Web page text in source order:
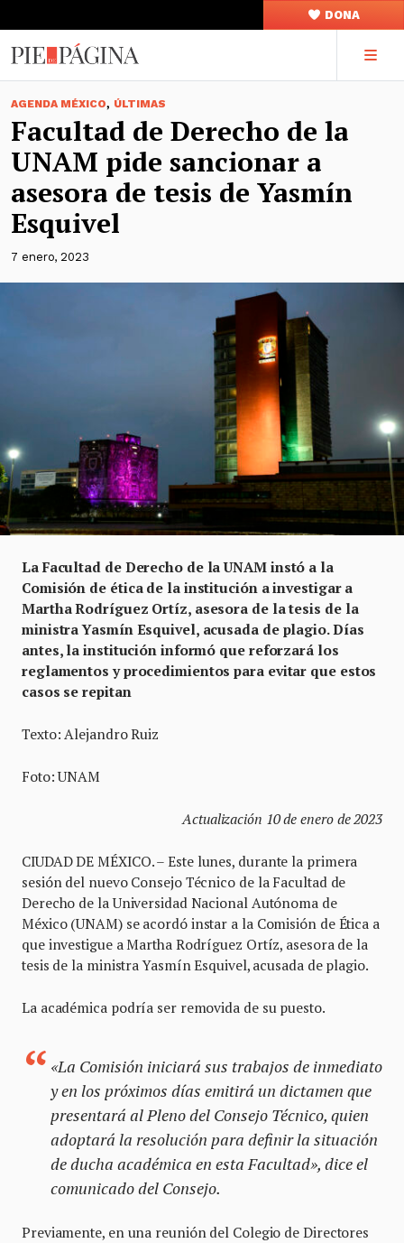
DONA
AGENDA MÉXICO, ÚLTIMAS
Facultad de Derecho de la
UNAM pide sancionar a
asesora de tesis de Yasmín
Esquivel
7 enero, 2023
La Facultad de Derecho de la UNAM instó a la
Comisión de ética de la institución a investigar a
Martha Rodríguez Ortíz, asesora de la tesis de la
ministra Yasmín Esquivel, acusada de plagio. Días
antes, la institución informó que reforzará los
reglamentos y procedimientos para evitar que estos
casos se repitan
Texto: Alejandro Ruiz
Foto: UNAM
Actualización 10 de enero de 2023
CIUDAD DE MÉXICO. – Este lunes, durante la primera
sesión del nuevo Consejo Técnico de la Facultad de
Derecho de la Universidad Nacional Autónoma de
México (UNAM) se acordó instar a la Comisión de Ética a
que investigue a Martha Rodríguez Ortíz, asesora de la
tesis de la ministra Yasmín Esquivel, acusada de plagio.
La académica podría ser removida de su puesto.
«La Comisión iniciará sus trabajos de inmediato
y en los próximos días emitirá un dictamen que
presentará al Pleno del Consejo Técnico, quien
adoptará la resolución para definir la situación
de ducha académica en esta Facultad», dice el
comunicado del Consejo.
Previamente, en una reunión del Colegio de Directores